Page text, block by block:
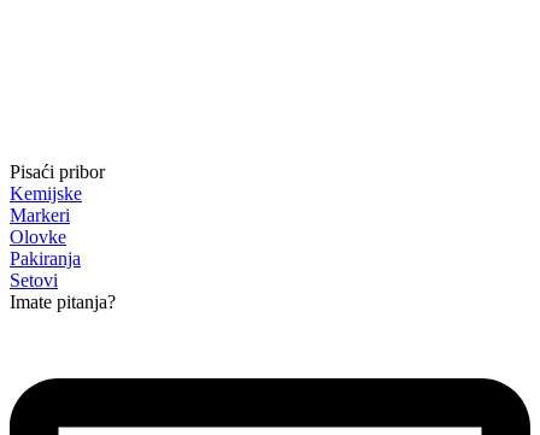
Pisaći pribor
Kemijske
Markeri
Olovke
Pakiranja
Setovi
Imate pitanja?